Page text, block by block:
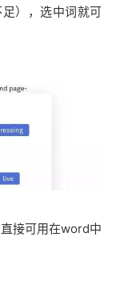
），选中词就可
接可用在word中